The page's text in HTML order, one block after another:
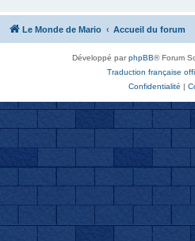
Le Monde de Mario Accueil du forum
Développé parphpBB® Forum
Traduction française
Confidentialité |